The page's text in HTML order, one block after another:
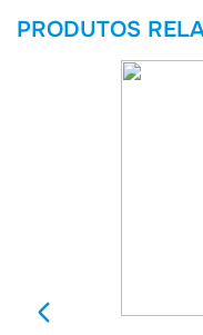
PRODUTOS